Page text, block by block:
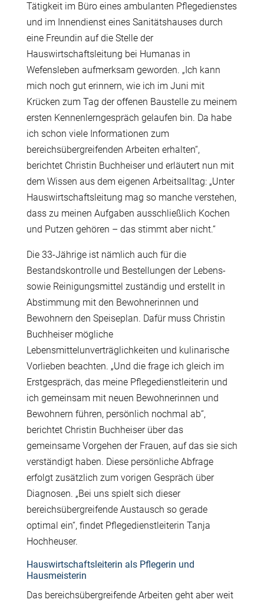
Tätigkeit im Büro eines ambulanten Pflegedienstes
und im Innendienst eines Sanitätshauses durch
eine Freundin auf die Stelle der
Hauswirtschaftsleitung bei Humanas in
Wefensleben aufmerksam geworden. „Ich kann
mich noch gut erinnern, wie ich im Juni mit
Krücken zum Tag der offenen Baustelle zu meinem
ersten Kennenlerngespräch gelaufen bin. Da habe
ich schon viele Informationen zum
bereichsübergreifenden Arbeiten erhalten“,
berichtet Christin Buchheiser und erläutert nun mit
dem Wissen aus dem eigenen Arbeitsalltag: „Unter
Hauswirtschaftsleitung mag so manche verstehen,
dass zu meinen Aufgaben ausschließlich Kochen
und Putzen gehören – das stimmt aber nicht.“
Die 33-Jährige ist nämlich auch für die
Bestandskontrolle und Bestellungen der Lebens-
sowie Reinigungsmittel zuständig und erstellt in
Abstimmung mit den Bewohnerinnen und
Bewohnern den Speiseplan. Dafür muss Christin
Buchheiser mögliche
Lebensmittelunverträglichkeiten und kulinarische
Vorlieben beachten. „Und die frage ich gleich im
Erstgespräch, das meine Pflegedienstleiterin und
ich gemeinsam mit neuen Bewohnerinnen und
Bewohnern führen, persönlich nochmal ab“,
berichtet Christin Buchheiser über das
gemeinsame Vorgehen der Frauen, auf das sie sich
verständigt haben. Diese persönliche Abfrage
erfolgt zusätzlich zum vorigen Gespräch über
Diagnosen. „Bei uns spielt sich dieser
bereichsübergreifende Austausch so gerade
optimal ein“, findet Pflegedienstleiterin Tanja
Hochheuser.
Hauswirtschaftsleiterin als Pflegerin und
Hausmeisterin
Das bereichsübergreifende Arbeiten geht aber weit